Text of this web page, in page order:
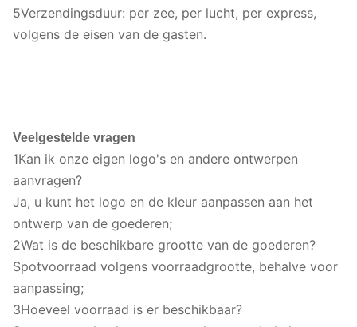
5Verzendingsduur: per zee, per lucht, per express,
volgens de eisen van de gasten.
Veelgestelde vragen
1Kan ik onze eigen logo's en andere ontwerpen
aanvragen?
Ja, u kunt het logo en de kleur aanpassen aan het
ontwerp van de goederen;
2Wat is de beschikbare grootte van de goederen?
Spotvoorraad volgens voorraadgrootte, behalve voor
aanpassing;
3Hoeveel voorraad is er beschikbaar?